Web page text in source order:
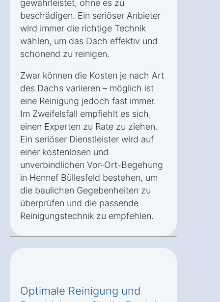
gewährleistet, ohne es zu
beschädigen. Ein seriöser Anbieter
wird immer die richtige Technik
wählen, um das Dach effektiv und
schonend zu reinigen.
Zwar können die Kosten je nach Art
des Dachs variieren – möglich ist
eine Reinigung jedoch fast immer.
Im Zweifelsfall empfiehlt es sich,
einen Experten zu Rate zu ziehen.
Ein seriöser Dienstleister wird auf
einer kostenlosen und
unverbindlichen Vor-Ort-Begehung
in Hennef Büllesfeld bestehen, um
die baulichen Gegebenheiten zu
überprüfen und die passende
Reinigungstechnik zu empfehlen.
Optimale Reinigung und